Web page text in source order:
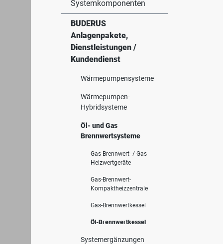
Systemkomponenten
BUDERUS
Anlagenpakete,
Dienstleistungen /
Kundendienst
Wärmepumpensysteme
Wärmepumpen-
Hybridsysteme
Öl- und Gas
Brennwertsysteme
Gas-Brennwert- / Gas-
Heizwertgeräte
Gas-Brennwert-
Kompaktheizzentrale
Gas-Brennwertkessel
Öl-Brennwertkessel
Systemergänzungen